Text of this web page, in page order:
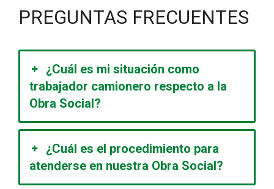
PREGUNTAS FRECUENTES
¿Cuál es mi situación como
trabajador camionero respecto a la
Obra Social?
¿Cuál es el procedimiento para
atenderse en nuestra Obra Social?